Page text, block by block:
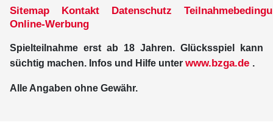
Sitemap Kontakt Datenschutz
Online-Werbung
Spielteilnahme erst ab 18 Jahren. Glücksspiel kann
süchtig machen. Infos und Hilfe unter www.bzga.de .
Alle Angaben ohne Gewähr.